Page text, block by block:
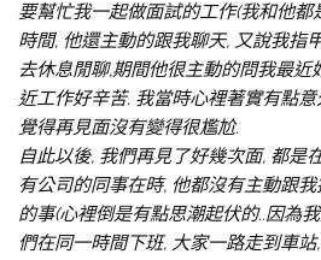
要幫忙我一起做面試的工作(我和他都
時間, 他還主動的跟我聊天, 又說我指
去休息閒聊,期間他很主動的問我最近
近工作好辛苦. 我當時心裡著實有點
覺得再見面沒有變得很尷尬.
自此以後, 我們再見了好幾次面, 都是
有公司的同事在時, 他都沒有主動跟
的事(心裡倒是有點思潮起伏的..因為
們在同一時間下班, 大家一路走到車